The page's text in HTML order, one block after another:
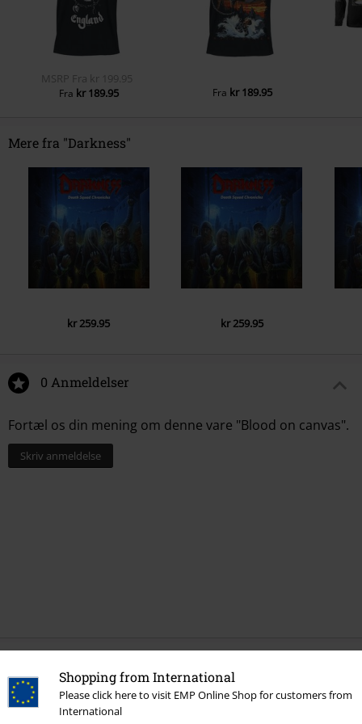
Shopping from International
Please click here to visit EMP Online Shop for customers from
International
MSRP Fra kr 199.95
Fra kr 189.95 Fra kr 189.95
Mere fra "Darkness"
kr 259.95 kr 259.95
0 Anmeldelser
Fortæl os din mening om denne vare "Blood on canvas".
Skriv anmeldelse
More categories. More options.
Udsalg % Medier CDs